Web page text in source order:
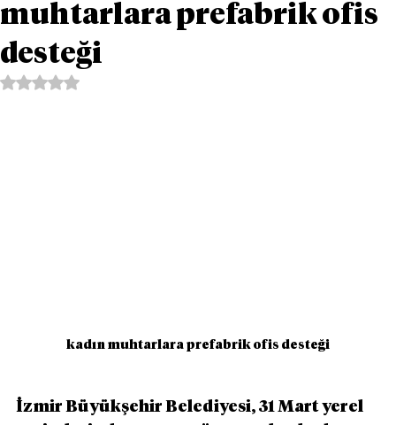
muhtarlara prefabrik ofis
desteği
5 üzerinden NaN yıldız
kadın muhtarlara prefabrik ofis desteği
İzmir Büyükşehir Belediyesi, 31 Mart yerel